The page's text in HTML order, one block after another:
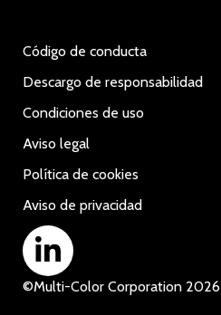
©Multi-Color Corporation 2026
Código de conducta
Descargo de responsabilidad
Condiciones de uso
Aviso legal
Política de cookies
Aviso de privacidad